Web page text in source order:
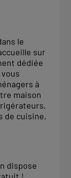
le
sur
dédiée
à
maison
de cuisine,
dispose